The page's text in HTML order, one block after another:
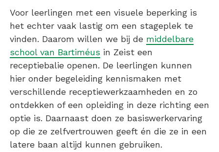
Voor leerlingen met een visuele beperking is
het echter vaak lastig om een stageplek te
vinden. Daarom willen we bij de middelbare
school van Bartiméus in Zeist een
receptiebalie openen. De leerlingen kunnen
hier onder begeleiding kennismaken met
verschillende receptiewerkzaamheden en zo
ontdekken of een opleiding in deze richting een
optie is. Daarnaast doen ze basiswerkervaring
op die ze zelfvertrouwen geeft én die ze in een
latere baan altijd kunnen gebruiken.